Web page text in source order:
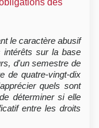
des
le caractère abusif
intérêts sur la base
d'un semestre de
de quatre-vingt-dix
quels sont
déterminer si elle
entre les droits